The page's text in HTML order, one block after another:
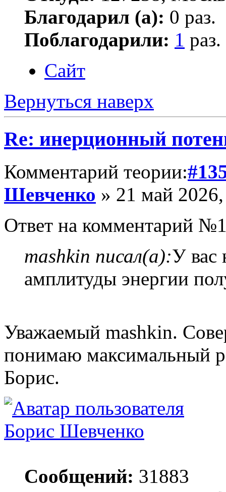
Благодарил (а): 0 раз.
Поблагодарили: 1 раз.
Сайт
Вернуться наверх
Re: инерционный
Комментарий теории:
Шевченко » 21 май
Ответ на комментарий
mashkin писал(а):У вас
амплитуды энергии
Уважаемый mashkin.
понимаю максимальный
Борис.
Борис Шевченко
Сообщений: 31883